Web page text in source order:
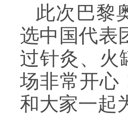
此次巴黎
选中国代表
过针灸、火
场非常开心
和大家一起